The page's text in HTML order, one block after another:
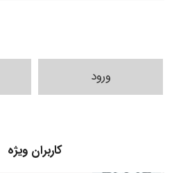
ورود
کاربران ویژه